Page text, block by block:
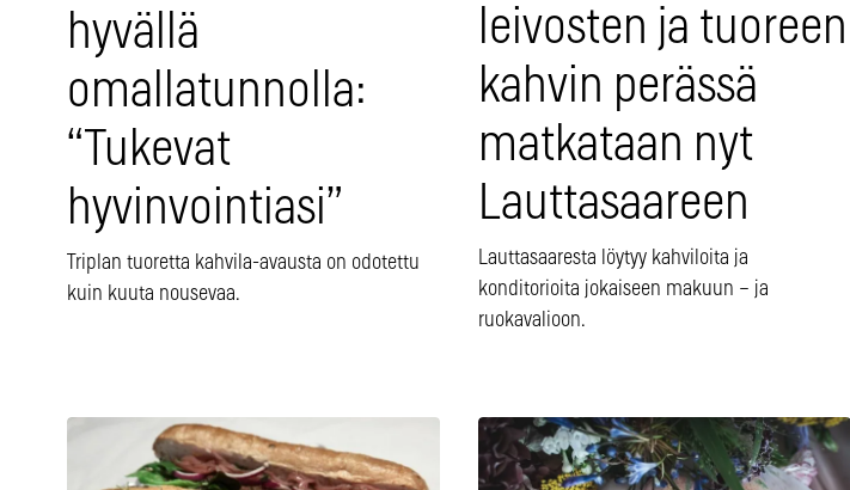
hyvällä
omallatunnolla:
“Tukevat
hyvinvointiasi”
Triplan tuoretta kahvila-avausta on odotettu
kuin kuuta nousevaa.
leivosten ja tuoreen
kahvin perässä
matkataan nyt
Lauttasaareen
Lauttasaaresta löytyy kahviloita ja
konditorioita jokaiseen makuun – ja
ruokavalioon.